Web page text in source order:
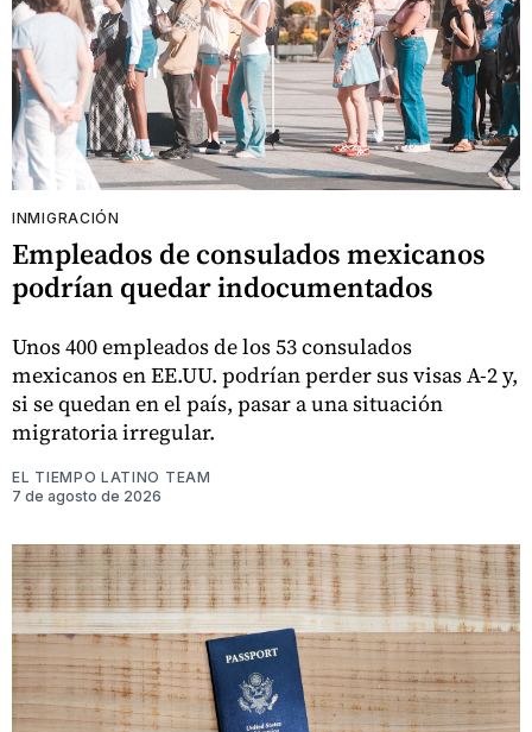
INMIGRACIÓN
Empleados de consulados mexicanos
podrían quedar indocumentados
Unos 400 empleados de los 53 consulados
mexicanos en EE.UU. podrían perder sus visas A-2 y,
si se quedan en el país, pasar a una situación
migratoria irregular.
EL TIEMPO LATINO TEAM
7 de agosto de 2026